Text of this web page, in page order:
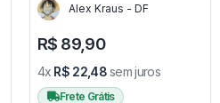
Alex Kraus - DF
R$ 89,90
4x R$ 22,48sem juros
Frete Grátis